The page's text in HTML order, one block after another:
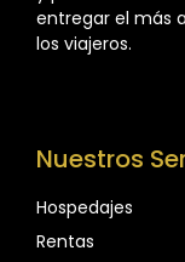
entregar el más
los viajeros.
Nuestros
Hospedajes
Rentas